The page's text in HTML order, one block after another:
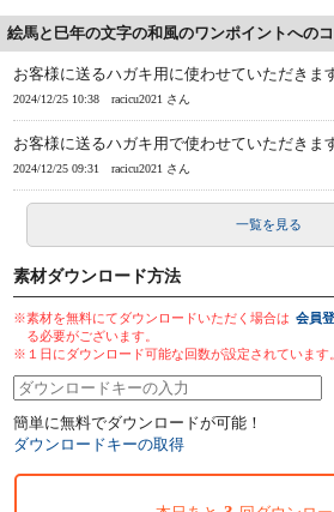
絵馬と巳年の文字の和風のワンポイントへの
お客様に送るハガキ用に使わせていただきま
2024/12/25 10:38 racicu2021 さん
お客様に送るハガキ用で使わせていただきま
2024/12/25 09:31 racicu2021 さん
一覧を見る
素材ダウンロード方法
※素材を無料にてダウンロードいただく場合は 会員
る必要がございます。
※１日にダウンロード可能な回数が設定されています
簡単に無料でダウンロードが可能！
ダウンロードキーの取得